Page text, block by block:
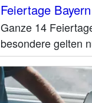
Feiertage
Ganze 14
besondere gelten